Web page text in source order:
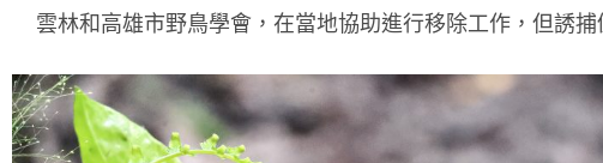
雲林和高雄市野鳥學會，在當地協助進行移除工作，但誘捕